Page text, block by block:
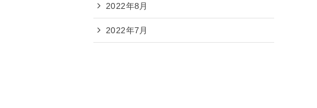
2022年8月
2022年7月